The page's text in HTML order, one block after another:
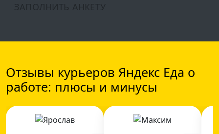
ЗАПОЛНИТЬ АНКЕТУ
Отзывы курьеров Яндекс Еда о
работе: плюсы и минусы